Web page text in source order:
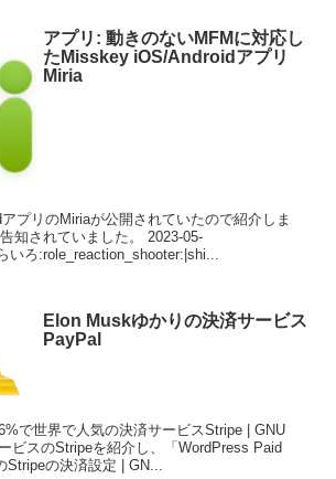
アプリ: 動きのないMFMに対応し
たMisskey iOS/Androidアプリ
Miria
プリのMiriaが公開されていたので紹介しま
知されていました。 2023-05-
いろ:role_reaction_shooter:|shi...
Elon Muskゆかりの決済サービス
PayPal
で世界で人気の決済サービスStripe | GNU
ビスのStripeを紹介し、「WordPress Paid
の決済設定 | GN...